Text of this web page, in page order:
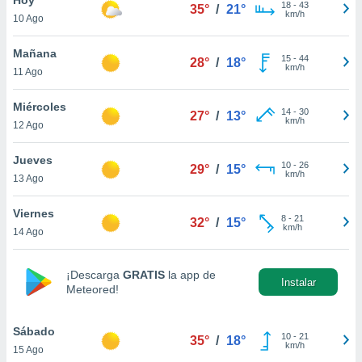
y
en
más
de
cookies
aceptar
10 Ago
35° / 21° 18- 43
km/h
Mañana
11 Ago
28° / 18° 15- 44
km/h
Miércoles
12 Ago
27° / 13° 14- 30
km/h
Jueves
13 Ago
29° / 15° 10- 26
km/h
Viernes
14 Ago
32° / 15° 8- 21
km/h
¡Descarga GRATIS la app de
Meteored!
Instalar
Sábado
15 Ago
35° / 18° 10- 21
km/h